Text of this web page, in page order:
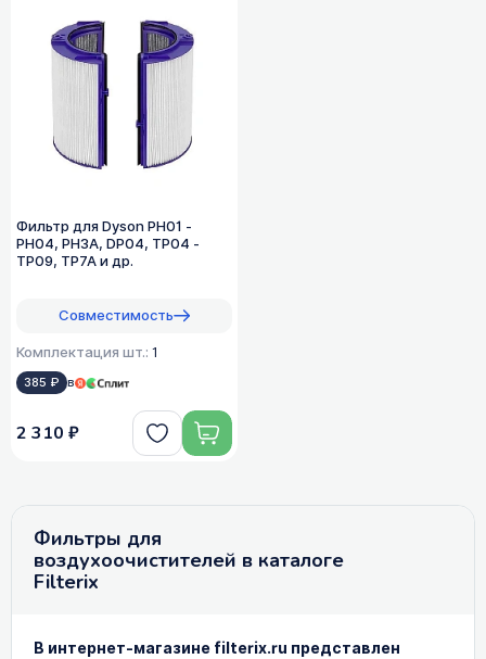
Фильтр для Dyson PH01 -
PH04, PH3A, DP04, TP04 -
TP09, TP7A и др.
Совместимость
Комплектация шт.: 1
385 ₽ в
2 310 ₽
Фильтры для
воздухоочистителей в каталоге
Filterix
В интернет-магазине filterix.ru представлен